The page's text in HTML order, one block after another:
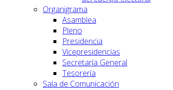
Organigrama
Asamblea
Pleno
Presidencia
Vicepresidencias
Secretaría General
Tesorería
Sala de Comunicación